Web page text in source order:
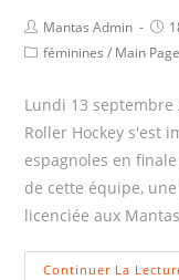
Mantas Admin
féminines / Main Page
Lundi 13
Roller Hockey s'est
espagnoles en
de cette équipe,
licenciée aux
Continuer La